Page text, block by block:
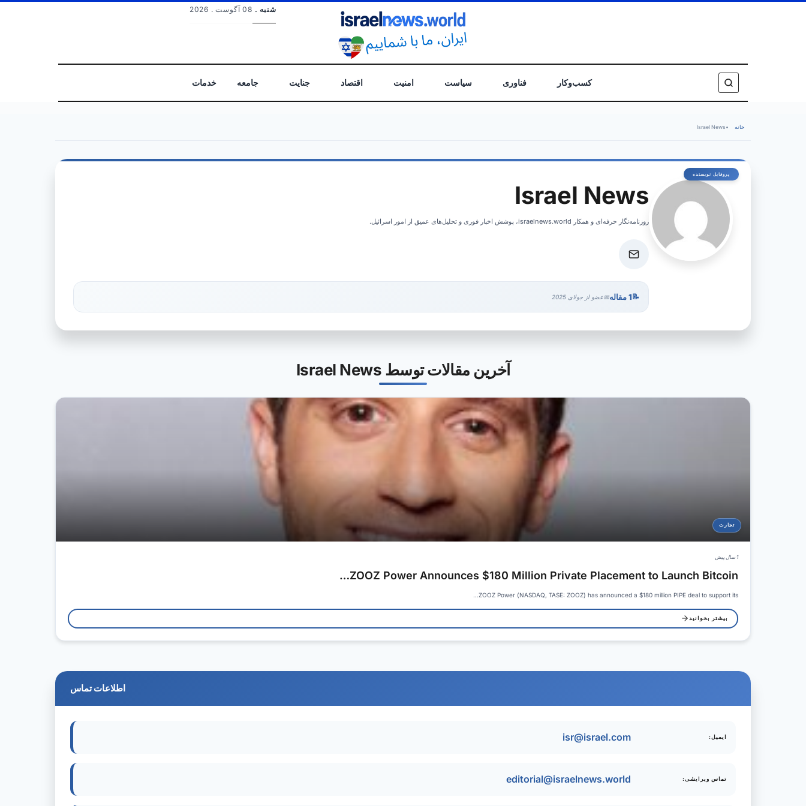
شنبه . 08 آگوست . 2026
کسب‌وکار فناوری سیاست امنیت اقتصاد جنایت جامعه خدمات
خانه •
Israel News
Israel News
روزنامه‌نگار حرفه‌ای و همکار israelnews.world، پوشش اخبار فوری و تحلیل‌های عمیق از امور اسرائیل.
1 مقاله عضو از جولای 2025
آخرین مقالات توسط Israel News
تجارت
1 سال پیش
ZOOZ Power Announces $180 Million Private Placement to Launch Bitcoin…
ZOOZ Power (NASDAQ, TASE: ZOOZ) has announced a $180 million PIPE deal to support its…
بیشتر بخوانید
اطلاعات تماس
ایمیل: isr@israel.com
تماس ویرایشی: editorial@israelnews.world